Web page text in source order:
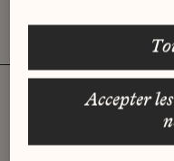
Vous n'avez
accepter les cookies strictement